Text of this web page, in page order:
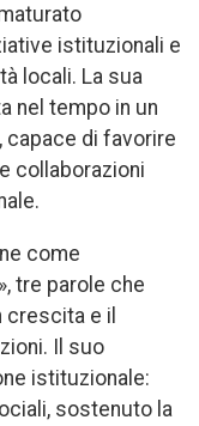
istituzionali e
locali. La sua
nel tempo in un
capace di favorire
collaborazioni
come
tre parole che
crescita e il
Il suo
istituzionale:
sostenuto la